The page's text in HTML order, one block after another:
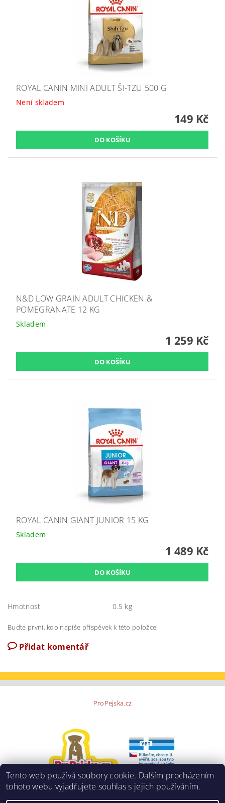
ROYAL CANIN MINI ADULT ŠI-TZU 500 G
Není skladem
149 Kč
N&D LOW GRAIN ADULT CHICKEN &
POMEGRANATE 12 KG
Skladem
1 259 Kč
ROYAL CANIN GIANT JUNIOR 15 KG
Skladem
1 489 Kč
Hmotnost 0.5 kg
Buďte první, kdo napíše příspěvek k této položce.
Přidat komentář
ProPejska.cz
Tento web používá soubory cookie. Dalším procházením
tohoto webu vyjadřujete souhlas s jejich používáním.